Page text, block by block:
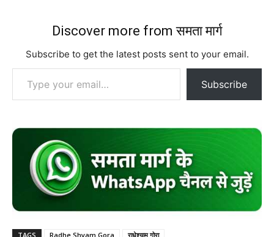
Discover more from समता मार्ग
Subscribe to get the latest posts sent to your email.
Type your email…
Subscribe
TAGS Radhe Shyam Gora राधेश्याम गोरा